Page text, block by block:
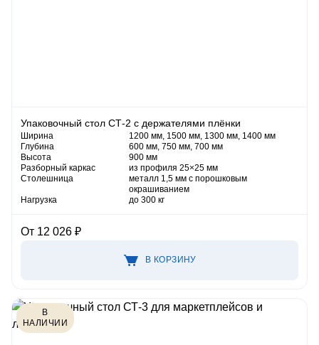
Упаковочный стол СТ-2 с держателями плёнки
Ширина
1200 мм, 1500 мм, 1300 мм, 1400 мм
Глубина
600 мм, 750 мм, 700 мм
Высота
900 мм
Разборный каркас
из профиля 25×25 мм
Столешница
металл 1,5 мм с порошковым
окрашиванием
Нагрузка
до 300 кг
От 12 026 ₽
В КОРЗИНУ
В
НАЛИЧИИ